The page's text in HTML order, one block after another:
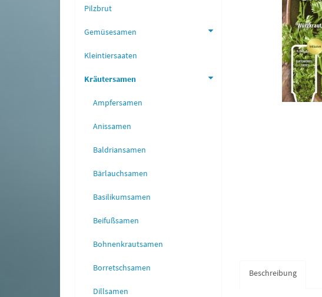
Beschreibung
Pilzbrut
Gemüsesamen
Kleintiersaaten
Kräutersamen
Ampfersamen
Anissamen
Baldriansamen
Bärlauchsamen
Basilikumsamen
Beifußsamen
Bohnenkrautsamen
Borretschsamen
Dillsamen